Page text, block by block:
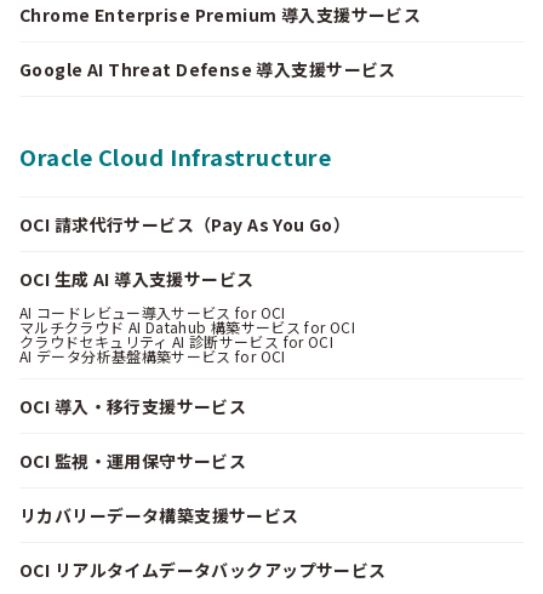
Chrome Enterprise Premium 導入支援サービス
Google AI Threat Defense 導入支援サービス
Oracle Cloud Infrastructure
OCI 請求代行サービス（Pay As You Go）
OCI 生成 AI 導入支援サービス
AI コードレビュー導入サービス for OCI
マルチクラウド AI Datahub 構築サービス for OCI
クラウドセキュリティ AI 診断サービス for OCI
AI データ分析基盤構築サービス for OCI
OCI 導入・移行支援サービス
OCI 監視・運用保守サービス
リカバリーデータ構築支援サービス
OCI リアルタイムデータバックアップサービス